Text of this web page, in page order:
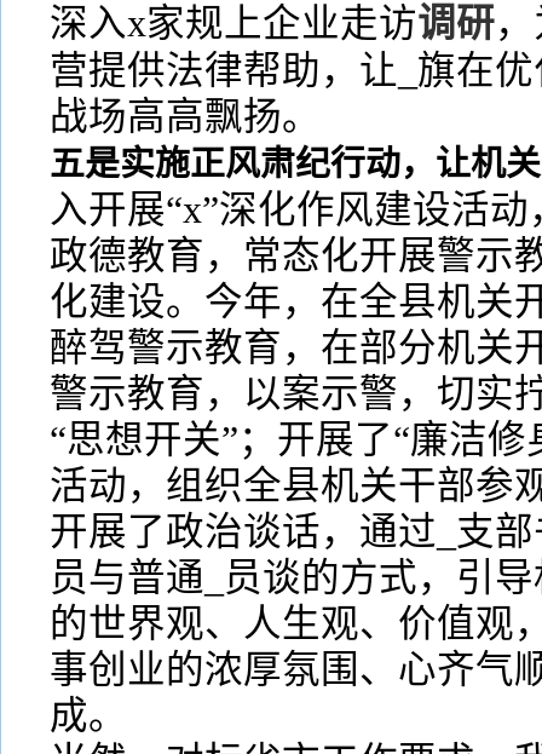
深入x家规上企业走访调研
营提供法律帮助，让_旗在
战场高高飘扬。
五是实施正风肃纪行动，让机
入开展“x”深化作风建设活
政德教育，常态化开展警示
化建设。今年，在全县机关
醉驾警示教育，在部分机关
警示教育，以案示警，切实
“思想开关”；开展了“廉洁
活动，组织全县机关干部参
开展了政治谈话，通过_支
员与普通_员谈的方式，引
的世界观、人生观、价值观
事创业的浓厚氛围、心齐气
成。